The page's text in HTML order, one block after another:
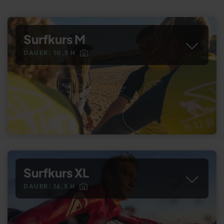
Surfkurs M
DAUER: 10,5 H
Surfkurs XL
DAUER: 16,5 H